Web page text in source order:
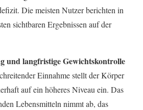
Die meisten Nutzer berichten in
sichtbaren Ergebnissen auf der
und langfristige Gewichtskontrolle
Einnahme stellt der Körper
auf ein höheres Niveau ein. Das
Lebensmitteln nimmt ab, das